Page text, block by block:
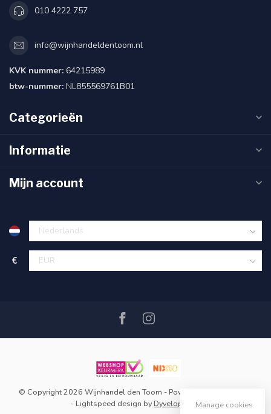
010 4222 757
info@wijnhandeldentoom.nl
KVK nummer: 64215989
btw-nummer: NL855569761B01
Categorieën
Informatie
Mijn account
€
© Copyright 2026 Wijnhandel den Toom - Powered by
- Lightspeed design by DyvelopmentManage cookies